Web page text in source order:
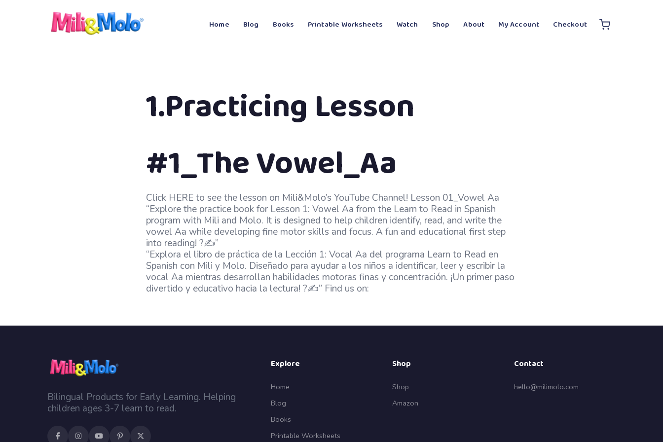
Home Blog Books Printable Worksheets Watch Shop About My Account Checkout
1.Practicing Lesson
#1_The Vowel_Aa
Click HERE to see the lesson on Mili&Molo’s YouTube Channel! Lesson 01_Vowel Aa
“Explore the practice book for Lesson 1: Vowel Aa from the Learn to Read in Spanish
program with Mili and Molo. It is designed to help children identify, read, and write the
vowel Aa while developing fine motor skills and focus. A fun and educational first step
into reading! ?✍️”
“Explora el libro de práctica de la Lección 1: Vocal Aa del programa Learn to Read en
Spanish con Mili y Molo. Diseñado para ayudar a los niños a identificar, leer y escribir la
vocal Aa mientras desarrollan habilidades motoras finas y concentración. ¡Un primer paso
divertido y educativo hacia la lectura! ?✍️” Find us on:
Bilingual Products for Early Learning. Helping
children ages 3-7 learn to read.
Explore
Home
Blog
Books
Printable Worksheets
Shop
Shop
Amazon
Contact
hello@milimolo.com